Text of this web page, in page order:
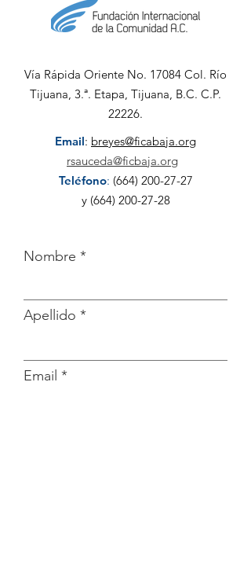
Vía Rápida Oriente No. 17084 Col. Río
Tijuana, 3.ª. Etapa, Tijuana, B.C. C.P.
22226.
Email: breyes@ficabaja.org
rsauceda@ficbaja.org
Teléfono: (664) 200-27-27
y (664) 200-27-28
Nombre
Apellido
Email